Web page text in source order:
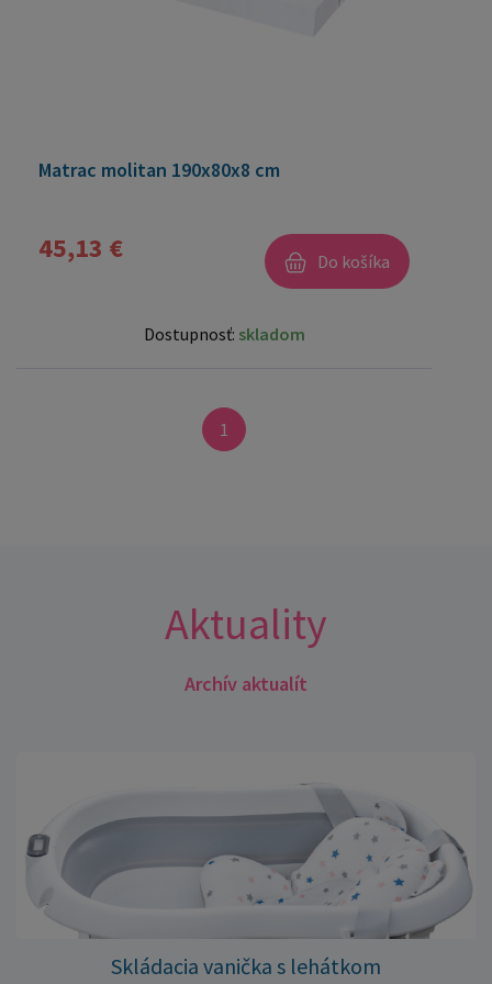
Matrac molitan 190x80x8 cm
45,13 € Do košíka
Dostupnosť: skladom
1
Aktuality
Archív aktualít
Skládacia vanička s lehátkom